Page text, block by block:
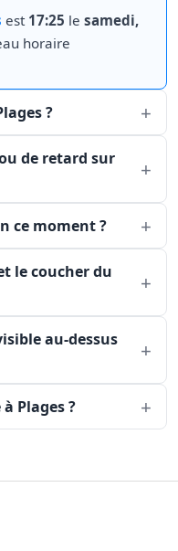
est 17:25 le samedi,
horaire
?
de retard sur
ce moment ?
le coucher du
au-dessus
Plages ?